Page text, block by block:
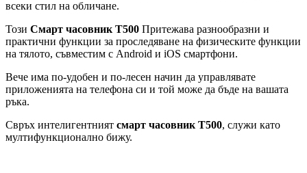
всеки стил на обличане.
Този Смарт часовник Т500 Притежава разнообразни и
практични функции за проследяване на физическите функции
на тялото, съвместим с Android и iOS смартфони.
Вече има по-удобен и по-лесен начин да управлявате
приложенията на телефона си и той може да бъде на вашата
ръка.
Свръх интелигентният смарт часовник Т500, служи като
мултифункционално бижу.